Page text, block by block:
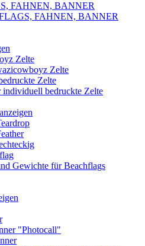
FAHNEN, BANNER
FAHNEN, BANNER
Zelte
Zelte
Zelte
individuell bedruckte Zelte
Gewichte für Beachflags
"Photocall"